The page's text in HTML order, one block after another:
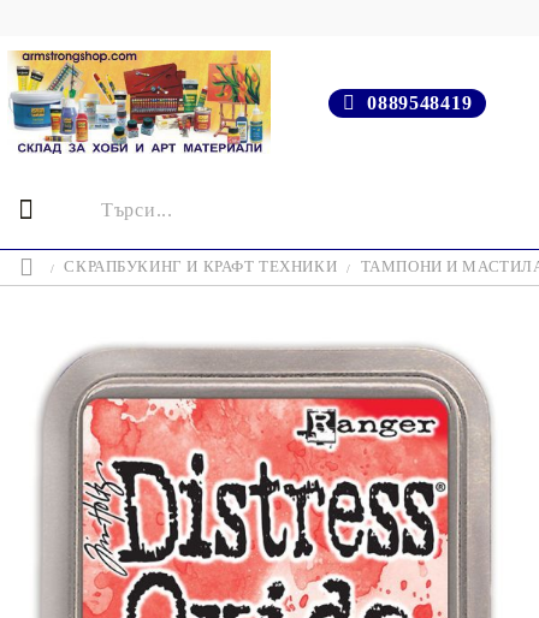
0889548419
СКРАПБУКИНГ И КРАФТ ТЕХНИКИ ТАМПОНИ И